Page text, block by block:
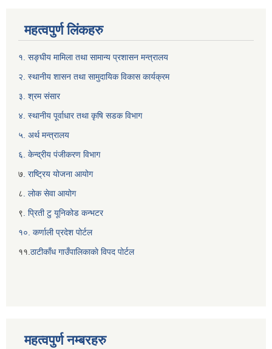
महत्वपुर्ण लिंकहरु
१. सङ्घीय मामिला तथा सामान्य प्रशासन मन्त्रालय
२. स्थानीय शासन तथा सामुदायिक विकास कार्यक्रम
३. श्रम संसार
४. स्थानीय पूर्वाधार तथा कृषि सडक विभाग
५. अर्थ मन्त्रालय
६. केन्द्रीय पंजीकरण विभाग
७. राष्ट्रिय योजना आयोग
८. लोक सेवा आयोग
९. प्रिती टु यूनिकोड कन्भटर
१०. कर्णाली प्रदेश पोर्टल
११.ठाटीकाँध गाउँपालिकाकाे विपद पाेर्टल
महत्वपुर्ण नम्बरहरु